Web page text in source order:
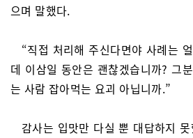
으며 말했다.
“직접 처리해 주신다면야 사례는
데 이삼일 동안은 괜찮겠습니까? 그
는 사람 잡아먹는 요괴 아닙니까.”
감사는 입맛만 다실 뿐 대답하지